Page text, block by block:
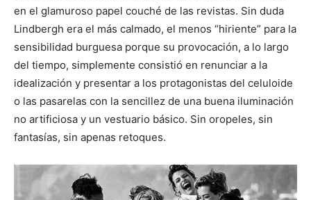
en el glamuroso papel couché de las revistas. Sin duda
Lindbergh era el más calmado, el menos “hiriente” para la
sensibilidad burguesa porque su provocación, a lo largo
del tiempo, simplemente consistió en renunciar a la
idealización y presentar a los protagonistas del celuloide
o las pasarelas con la sencillez de una buena iluminación
no artificiosa y un vestuario básico. Sin oropeles, sin
fantasías, sin apenas retoques.